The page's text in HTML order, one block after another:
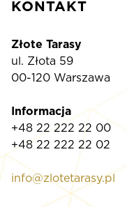
KONTAKT
Złote Tarasy
ul. Złota 59
00-120 Warszawa
Informacja
+48 22 222 22 00
+48 22 222 22 02
info@zlotetarasy.pl